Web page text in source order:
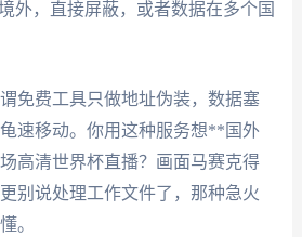
外，直接屏蔽，或者数据在多个国
免费工具只做地址伪装，数据塞
速移动。你用这种服务想**国外
高清世界杯直播？画面马赛克得
别说处理工作文件了，那种急火
。